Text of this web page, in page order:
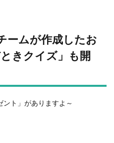
ームが作成したお
きクイズ」も開
ト」がありますよ～